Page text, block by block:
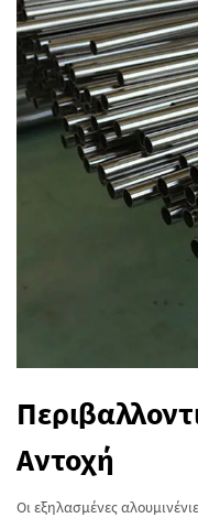
Αντοχή
Οι εξηλασμένες